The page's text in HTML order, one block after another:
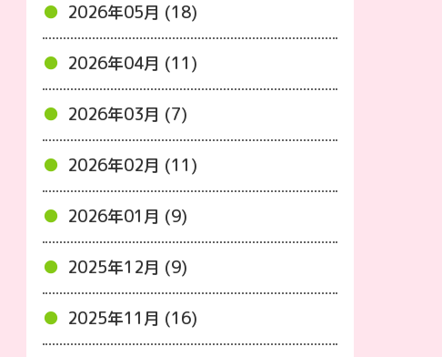
2026年05月 (18)
2026年04月 (11)
2026年03月 (7)
2026年02月 (11)
2026年01月 (9)
2025年12月 (9)
2025年11月 (16)